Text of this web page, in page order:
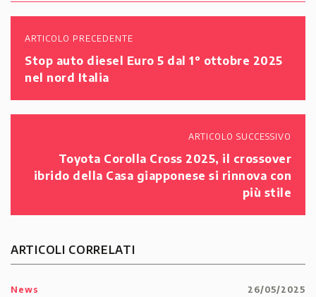
ARTICOLO PRECEDENTE
Stop auto diesel Euro 5 dal 1° ottobre 2025
nel nord Italia
ARTICOLO SUCCESSIVO
Toyota Corolla Cross 2025, il crossover
ibrido della Casa giapponese si rinnova con
più stile
ARTICOLI CORRELATI
News 26/05/2025